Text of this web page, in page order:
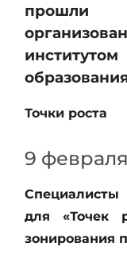
прошли
Точки роста
9
Специалисты
для «Точек
зонирования